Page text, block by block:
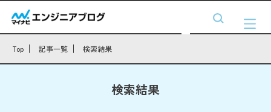
Top 記事一覧 検索結果
検索結果